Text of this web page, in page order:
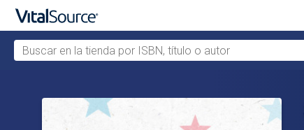
Buscar en la tienda por ISBN, título o autor